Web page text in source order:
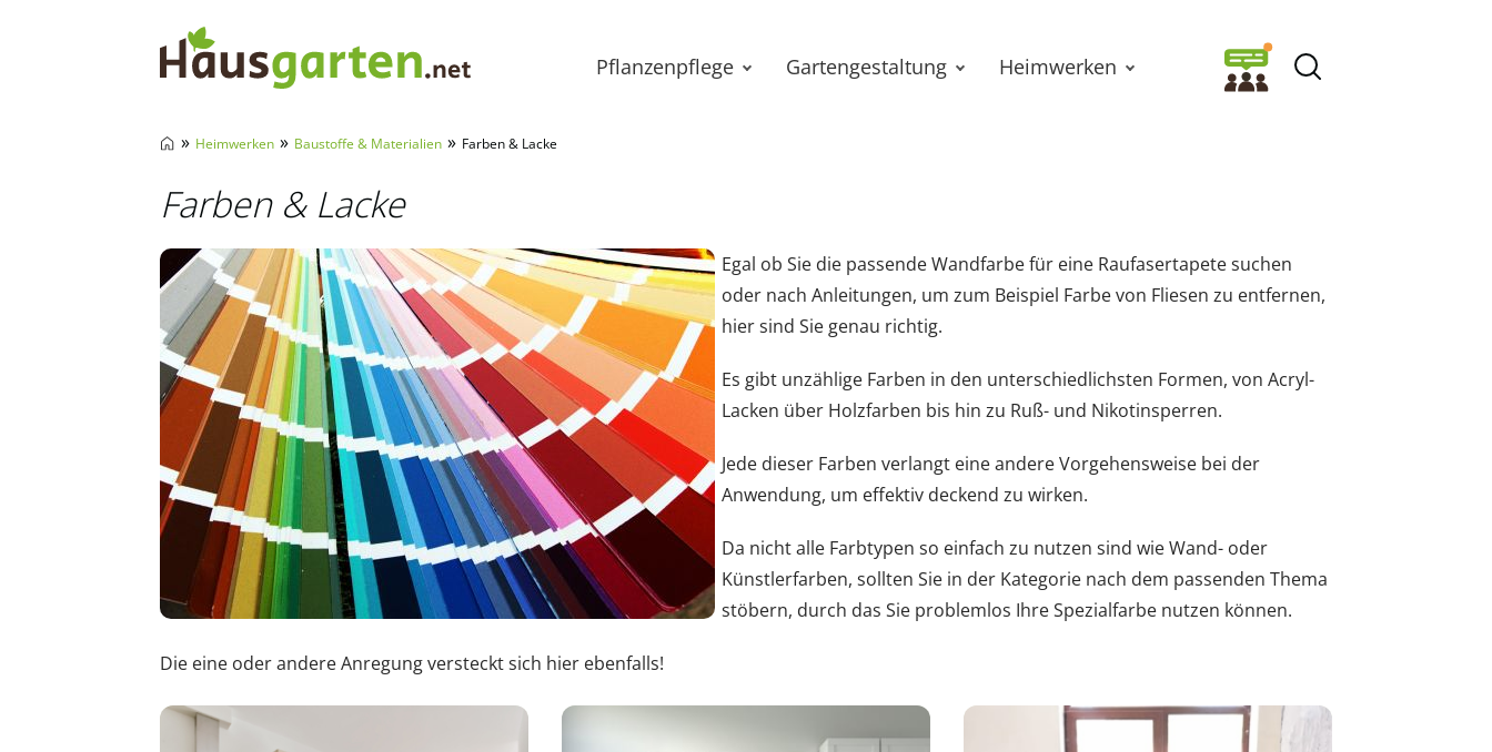
Pflanzenpflege Gartengestaltung Heimwerken
» Heimwerken » Baustoffe & Materialien » Farben & Lacke
Farben & Lacke
Egal ob Sie die passende Wandfarbe für eine Raufasertapete suchen
oder nach Anleitungen, um zum Beispiel Farbe von Fliesen zu entfernen,
hier sind Sie genau richtig.
Es gibt unzählige Farben in den unterschiedlichsten Formen, von Acryl-
Lacken über Holzfarben bis hin zu Ruß- und Nikotinsperren.
Jede dieser Farben verlangt eine andere Vorgehensweise bei der
Anwendung, um effektiv deckend zu wirken.
Da nicht alle Farbtypen so einfach zu nutzen sind wie Wand- oder
Künstlerfarben, sollten Sie in der Kategorie nach dem passenden Thema
stöbern, durch das Sie problemlos Ihre Spezialfarbe nutzen können.
Die eine oder andere Anregung versteckt sich hier ebenfalls!